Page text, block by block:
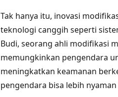
Tak hanya itu, inovasi
teknologi canggih seperti
Budi, seorang ahli modifikasi
memungkinkan pengendara
meningkatkan keamanan
pengendara bisa lebih